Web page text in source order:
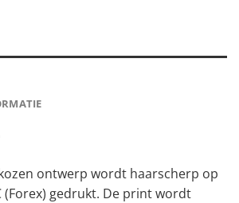
ontwerp wordt haarscherp op
(Forex) gedrukt. De print wordt